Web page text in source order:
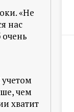
«Не
нас
очень
чем
хватит